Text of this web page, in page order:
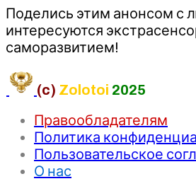
Поделись этим анонсом с
интересуются
саморазвитием!
(c) Zolotoi 2025
Правообладателям
Политика
Пользовательское
О нас